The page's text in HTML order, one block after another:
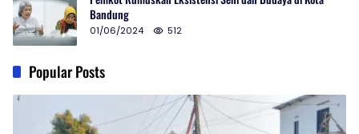
Bandung
01/06/2024 512
Popular Posts